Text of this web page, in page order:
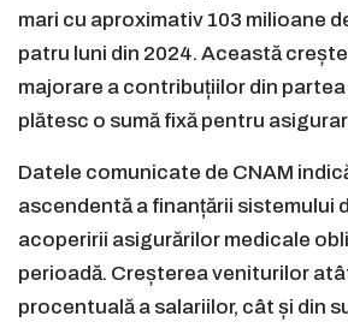
mari cu aproximativ 103 milioane
patru luni din 2024. Această
majorare a contribuțiilor din
plătesc o sumă fixă pentru
Datele comunicate de CNAM
ascendentă a finanțării sistemului
acoperirii asigurărilor medicale
perioadă. Creșterea veniturilor
procentuală a salariilor, cât și din